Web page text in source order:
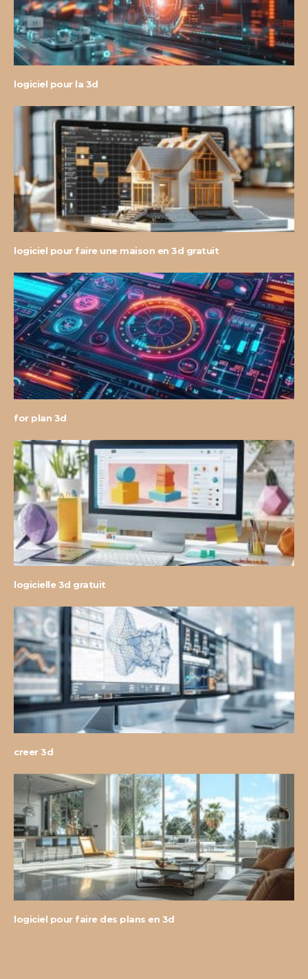
logiciel pour la 3d
logiciel pour faire une maison en 3d gratuit
for plan 3d
logicielle 3d gratuit
creer 3d
logiciel pour faire des plans en 3d